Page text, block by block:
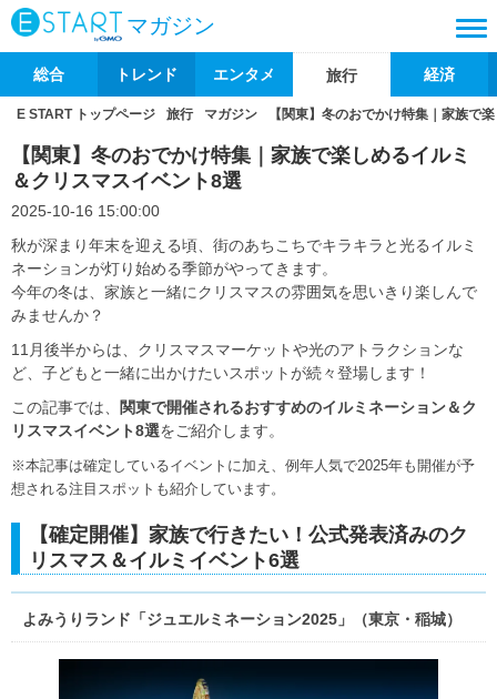
マガジン
総合 トレンド エンタメ 旅行 経済
E START トップページ 旅行 マガジン 【関東】冬のおでかけ特集｜家族で
【関東】冬のおでかけ特集｜家族で楽しめるイルミ
＆クリスマスイベント8選
2025-10-16 15:00:00
秋が深まり年末を迎える頃、街のあちこちでキラキラと光るイルミ
ネーションが灯り始める季節がやってきます。
今年の冬は、家族と一緒にクリスマスの雰囲気を思いきり楽しんで
みませんか？
11月後半からは、クリスマスマーケットや光のアトラクションな
ど、子どもと一緒に出かけたいスポットが続々登場します！
この記事では、
関東で開催されるおすすめのイルミネーション＆ク
リスマスイベント8選をご紹介します。
※本記事は確定しているイベントに加え、例年人気で2025年も開催が予
想される注目スポットも紹介しています。
【確定開催】家族で行きたい！公式発表済みのク
リスマス＆イルミイベント6選
よみうりランド「ジュエルミネーション2025」（東京・稲城）